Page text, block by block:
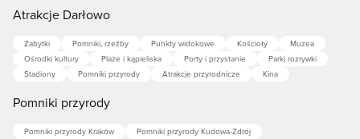
Atrakcje Darłowo
Zabytki Pomniki, rzeźby Punkty widokowe Kościoły
Muzea
Ośrodki kultury
Plaże i kąpieliska Porty i przystanie
Parki rozrywki
Stadiony
Pomniki przyrody Atrakcje przyrodnicze Kina
Pomniki przyrody
Pomniki przyrody Kraków
Pomniki przyrody Kudowa-Zdrój